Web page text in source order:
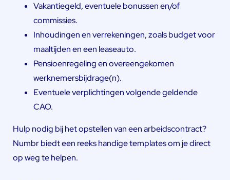
Vakantiegeld, eventuele bonussen en/of
commissies.
Inhoudingen en verrekeningen, zoals budget voor
maaltijden en een leaseauto.
Pensioenregeling en overeengekomen
werknemersbijdrage(n).
Eventuele verplichtingen volgende geldende
CAO.
Hulp nodig bij het opstellen van een arbeidscontract?
Numbr biedt een reeks handige templates om je direct
op weg te helpen.